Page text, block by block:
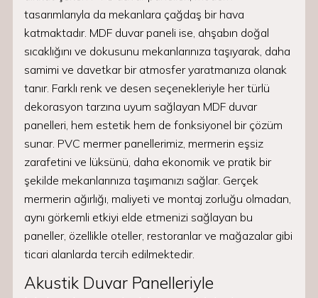
tasarımlarıyla da mekanlara çağdaş bir hava
katmaktadır. MDF duvar paneli ise, ahşabın doğal
sıcaklığını ve dokusunu mekanlarınıza taşıyarak, daha
samimi ve davetkar bir atmosfer yaratmanıza olanak
tanır. Farklı renk ve desen seçenekleriyle her türlü
dekorasyon tarzına uyum sağlayan MDF duvar
panelleri, hem estetik hem de fonksiyonel bir çözüm
sunar. PVC mermer panellerimiz, mermerin eşsiz
zarafetini ve lüksünü, daha ekonomik ve pratik bir
şekilde mekanlarınıza taşımanızı sağlar. Gerçek
mermerin ağırlığı, maliyeti ve montaj zorluğu olmadan,
aynı görkemli etkiyi elde etmenizi sağlayan bu
paneller, özellikle oteller, restoranlar ve mağazalar gibi
ticari alanlarda tercih edilmektedir.
Akustik Duvar Panelleriyle